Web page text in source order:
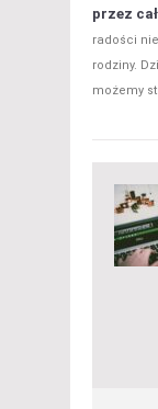
przez
radości
rodziny.
możemy